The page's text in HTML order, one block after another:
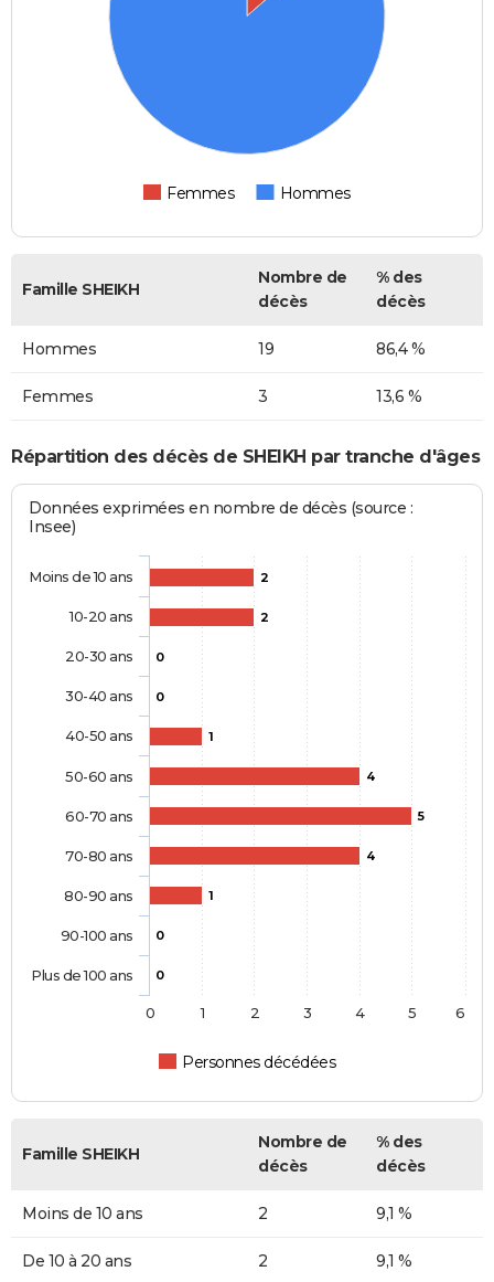
Femmes Hommes
Famille SHEIKH
Nombre de
décès
% des
décès
Hommes 19 86,4 %
Femmes 3 13,6 %
Répartition des décès de SHEIKH par tranche d'âges
Données exprimées en nombre de décès (source :
Insee)
2
2
0
0
1
4
5
4
1
0
0
Personnes décédées
Moins de 10 ans
10-20 ans
20-30 ans
30-40 ans
40-50 ans
50-60 ans
60-70 ans
70-80 ans
80-90 ans
90-100 ans
Plus de 100 ans
0 1 2 3 4 5 6
Famille SHEIKH
Nombre de
décès
% des
décès
Moins de 10 ans 2 9,1 %
De 10 à 20 ans 2 9,1 %